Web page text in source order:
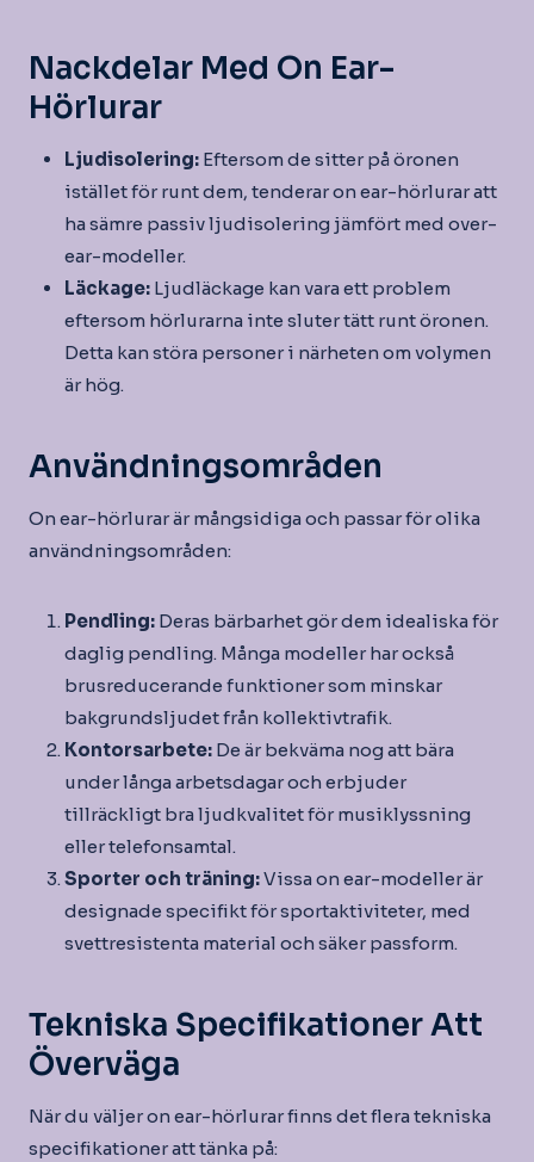
Nackdelar Med On Ear-
Hörlurar
Ljudisolering: Eftersom de sitter på öronen
istället för runt dem, tenderar on ear-hörlurar att
ha sämre passiv ljudisolering jämfört med over-
ear-modeller.
Läckage: Ljudläckage kan vara ett problem
eftersom hörlurarna inte sluter tätt runt öronen.
Detta kan störa personer i närheten om volymen
är hög.
Användningsområden
On ear-hörlurar är mångsidiga och passar för olika
användningsområden:
Pendling: Deras bärbarhet gör dem idealiska för
daglig pendling. Många modeller har också
brusreducerande funktioner som minskar
bakgrundsljudet från kollektivtrafik.
Kontorsarbete: De är bekväma nog att bära
under långa arbetsdagar och erbjuder
tillräckligt bra ljudkvalitet för musiklyssning
eller telefonsamtal.
Sporter och träning:Vissa on ear-modeller är
designade specifikt för sportaktiviteter, med
svettresistenta material och säker passform.
Tekniska Specifikationer Att
Överväga
När du väljer on ear-hörlurar finns det flera tekniska
specifikationer att tänka på: